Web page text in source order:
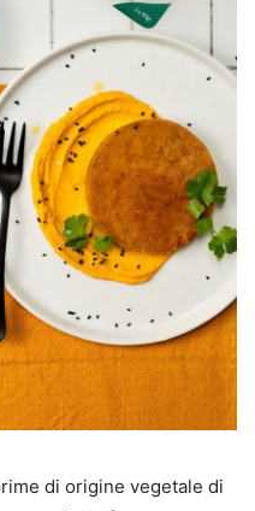
di origine vegetale di